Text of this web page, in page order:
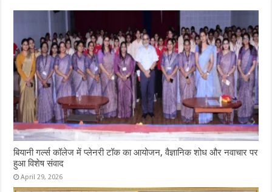
बियानी गर्ल्स कॉलेज में प्लेनरी टॉक का आयोजन, वैज्ञानिक शोध और नवाचार पर
हुआ विशेष संवाद
April 29, 2026